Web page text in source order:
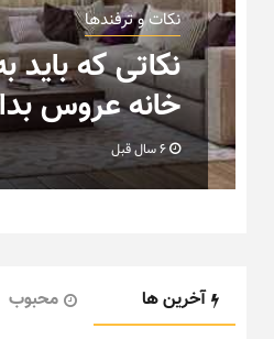
نکات و ترفندها
نکاتی که
خانه عروس
آخرین ها محبوب